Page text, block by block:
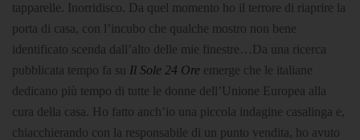
tapparelle. Inorridisco. Da quel momento ho il terrore di riaprire la
porta di casa, con l’incubo che qualche mostro non bene
identificato scenda dall’alto delle mie finestre…Da una ricerca
pubblicata tempo fa su Il Sole 24 Ore emerge che le italiane
dedicano più tempo di tutte le donne dell’Unione Europea alla
cura della casa. Ho fatto anch’io una piccola indagine casalinga e,
chiacchierando con la responsabile di un punto vendita, ho avuto